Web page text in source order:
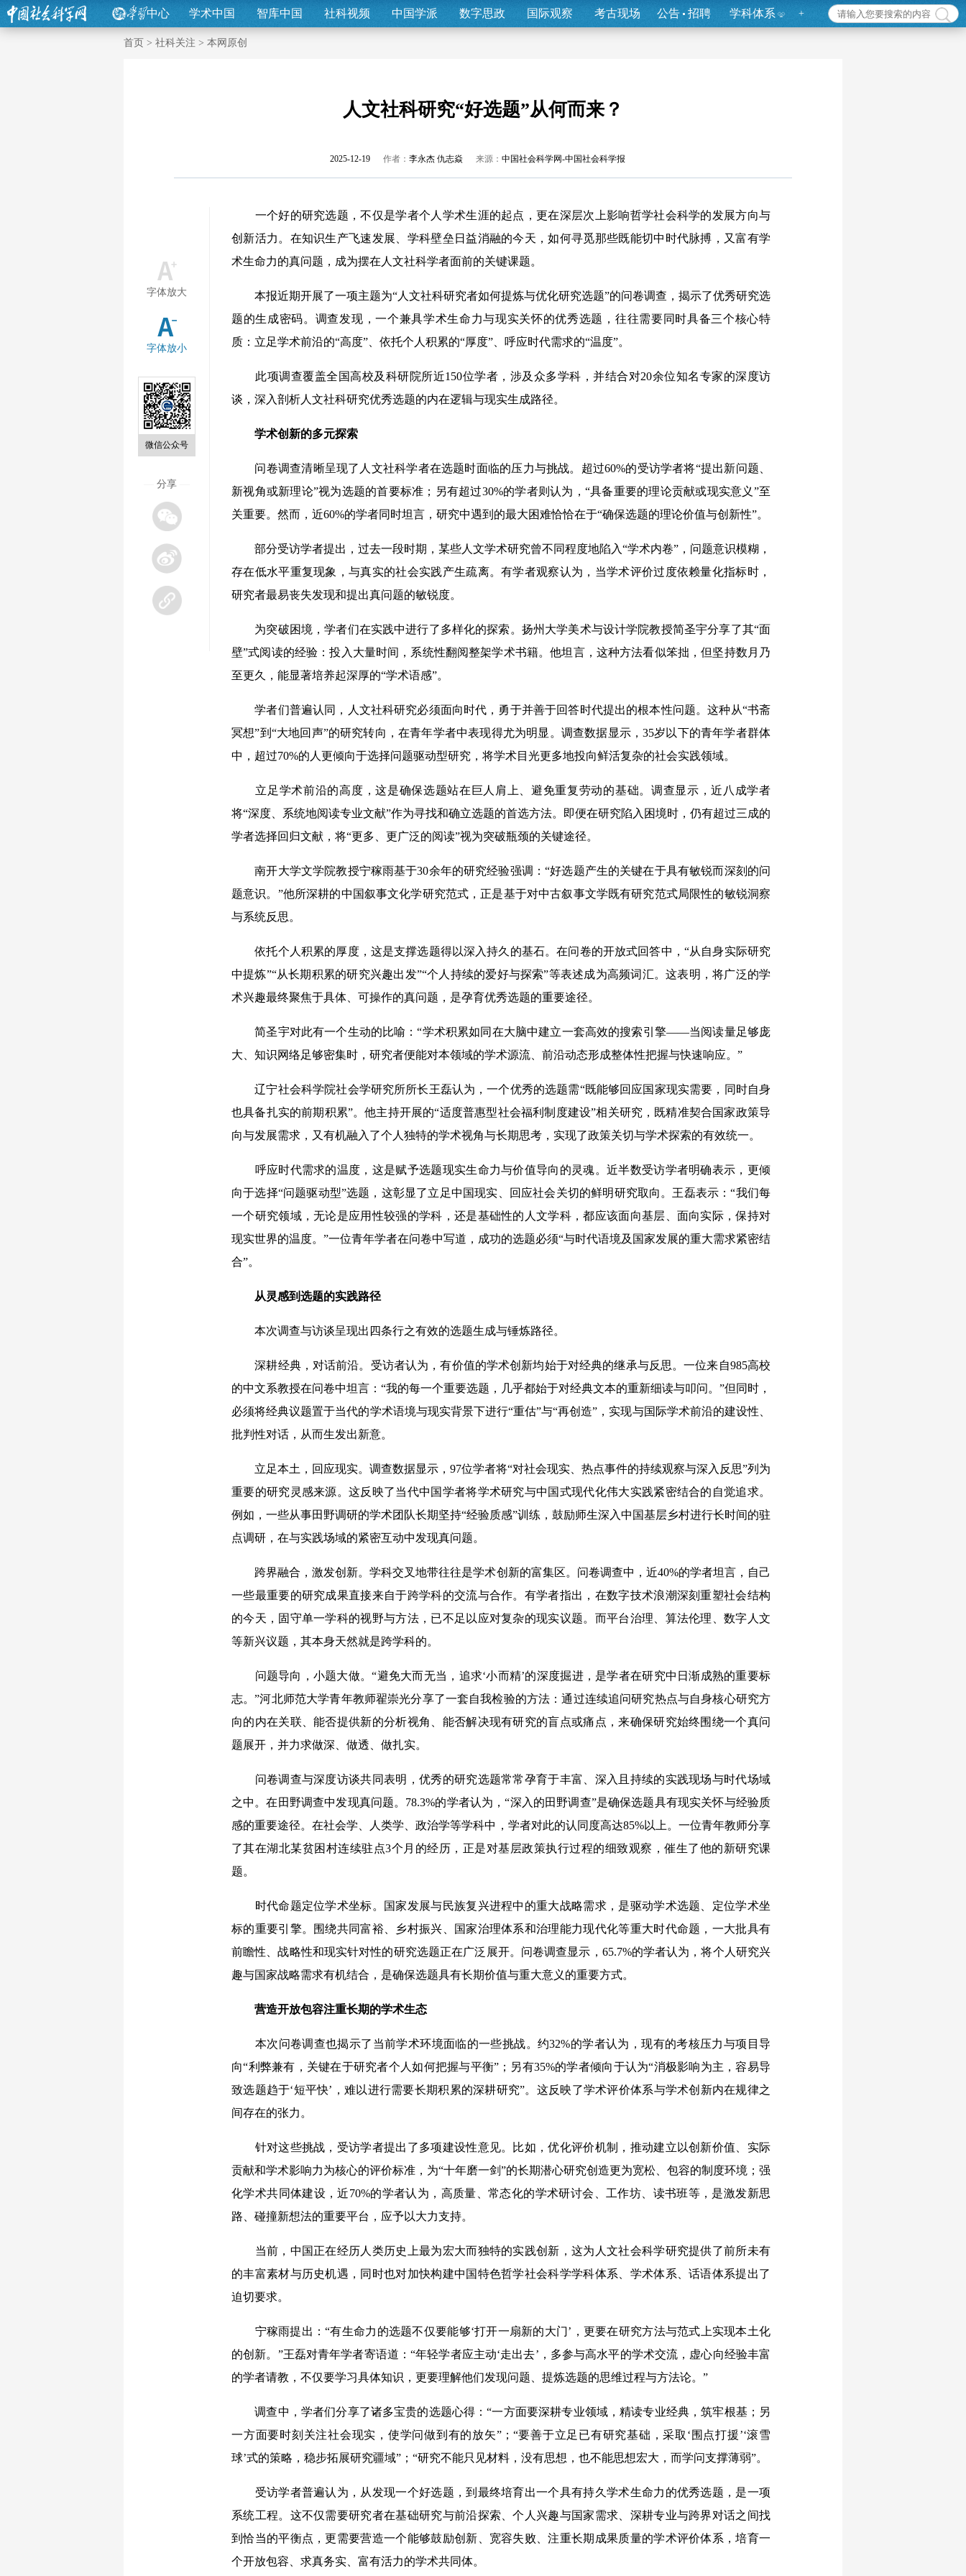
中心 学术中国 智库中国 社科视频 中国学派 数字思政 国际观察 考古现场 公告 招聘 学科体系 +
首页 > 社科关注 > 本网原创
人文社科研究“好选题”从何而来？
2025-12-19 作者： 李永杰 仇志焱 来源： 中国社会科学网-中国社会科学报
字体放大
字体放小
微信公众号
分享
一个好的研究选题，不仅是学者个人学术生涯的起点，更在深层次上影响哲学社会科学的发展方向与
创新活力。在知识生产飞速发展、学科壁垒日益消融的今天，如何寻觅那些既能切中时代脉搏，又富有学
术生命力的真问题，成为摆在人文社科学者面前的关键课题。
本报近期开展了一项主题为“人文社科研究者如何提炼与优化研究选题”的问卷调查，揭示了优秀研究选
题的生成密码。调查发现，一个兼具学术生命力与现实关怀的优秀选题，往往需要同时具备三个核心特
质：立足学术前沿的“高度”、依托个人积累的“厚度”、呼应时代需求的“温度”。
此项调查覆盖全国高校及科研院所近150位学者，涉及众多学科，并结合对20余位知名专家的深度访
谈，深入剖析人文社科研究优秀选题的内在逻辑与现实生成路径。
学术创新的多元探索
问卷调查清晰呈现了人文社科学者在选题时面临的压力与挑战。超过60%的受访学者将“提出新问题、
新视角或新理论”视为选题的首要标准；另有超过30%的学者则认为，“具备重要的理论贡献或现实意义”至
关重要。然而，近60%的学者同时坦言，研究中遇到的最大困难恰恰在于“确保选题的理论价值与创新性”。
部分受访学者提出，过去一段时期，某些人文学术研究曾不同程度地陷入“学术内卷”，问题意识模糊，
存在低水平重复现象，与真实的社会实践产生疏离。有学者观察认为，当学术评价过度依赖量化指标时，
研究者最易丧失发现和提出真问题的敏锐度。
为突破困境，学者们在实践中进行了多样化的探索。扬州大学美术与设计学院教授简圣宇分享了其“面
壁”式阅读的经验：投入大量时间，系统性翻阅整架学术书籍。他坦言，这种方法看似笨拙，但坚持数月乃
至更久，能显著培养起深厚的“学术语感”。
学者们普遍认同，人文社科研究必须面向时代，勇于并善于回答时代提出的根本性问题。这种从“书斋
冥想”到“大地回声”的研究转向，在青年学者中表现得尤为明显。调查数据显示，35岁以下的青年学者群体
中，超过70%的人更倾向于选择问题驱动型研究，将学术目光更多地投向鲜活复杂的社会实践领域。
立足学术前沿的高度，这是确保选题站在巨人肩上、避免重复劳动的基础。调查显示，近八成学者
将“深度、系统地阅读专业文献”作为寻找和确立选题的首选方法。即便在研究陷入困境时，仍有超过三成的
学者选择回归文献，将“更多、更广泛的阅读”视为突破瓶颈的关键途径。
南开大学文学院教授宁稼雨基于30余年的研究经验强调：“好选题产生的关键在于具有敏锐而深刻的问
题意识。”他所深耕的中国叙事文化学研究范式，正是基于对中古叙事文学既有研究范式局限性的敏锐洞察
与系统反思。
依托个人积累的厚度，这是支撑选题得以深入持久的基石。在问卷的开放式回答中，“从自身实际研究
中提炼”“从长期积累的研究兴趣出发”“个人持续的爱好与探索”等表述成为高频词汇。这表明，将广泛的学
术兴趣最终聚焦于具体、可操作的真问题，是孕育优秀选题的重要途径。
简圣宇对此有一个生动的比喻：“学术积累如同在大脑中建立一套高效的搜索引擎——当阅读量足够庞
大、知识网络足够密集时，研究者便能对本领域的学术源流、前沿动态形成整体性把握与快速响应。”
辽宁社会科学院社会学研究所所长王磊认为，一个优秀的选题需“既能够回应国家现实需要，同时自身
也具备扎实的前期积累”。他主持开展的“适度普惠型社会福利制度建设”相关研究，既精准契合国家政策导
向与发展需求，又有机融入了个人独特的学术视角与长期思考，实现了政策关切与学术探索的有效统一。
呼应时代需求的温度，这是赋予选题现实生命力与价值导向的灵魂。近半数受访学者明确表示，更倾
向于选择“问题驱动型”选题，这彰显了立足中国现实、回应社会关切的鲜明研究取向。王磊表示：“我们每
一个研究领域，无论是应用性较强的学科，还是基础性的人文学科，都应该面向基层、面向实际，保持对
现实世界的温度。”一位青年学者在问卷中写道，成功的选题必须“与时代语境及国家发展的重大需求紧密结
合”。
从灵感到选题的实践路径
本次调查与访谈呈现出四条行之有效的选题生成与锤炼路径。
深耕经典，对话前沿。受访者认为，有价值的学术创新均始于对经典的继承与反思。一位来自985高校
的中文系教授在问卷中坦言：“我的每一个重要选题，几乎都始于对经典文本的重新细读与叩问。”但同时，
必须将经典议题置于当代的学术语境与现实背景下进行“重估”与“再创造”，实现与国际学术前沿的建设性、
批判性对话，从而生发出新意。
立足本土，回应现实。调查数据显示，97位学者将“对社会现实、热点事件的持续观察与深入反思”列为
重要的研究灵感来源。这反映了当代中国学者将学术研究与中国式现代化伟大实践紧密结合的自觉追求。
例如，一些从事田野调研的学术团队长期坚持“经验质感”训练，鼓励师生深入中国基层乡村进行长时间的驻
点调研，在与实践场域的紧密互动中发现真问题。
跨界融合，激发创新。学科交叉地带往往是学术创新的富集区。问卷调查中，近40%的学者坦言，自己
一些最重要的研究成果直接来自于跨学科的交流与合作。有学者指出，在数字技术浪潮深刻重塑社会结构
的今天，固守单一学科的视野与方法，已不足以应对复杂的现实议题。而平台治理、算法伦理、数字人文
等新兴议题，其本身天然就是跨学科的。
问题导向，小题大做。“避免大而无当，追求‘小而精’的深度掘进，是学者在研究中日渐成熟的重要标
志。”河北师范大学青年教师翟崇光分享了一套自我检验的方法：通过连续追问研究热点与自身核心研究方
向的内在关联、能否提供新的分析视角、能否解决现有研究的盲点或痛点，来确保研究始终围绕一个真问
题展开，并力求做深、做透、做扎实。
问卷调查与深度访谈共同表明，优秀的研究选题常常孕育于丰富、深入且持续的实践现场与时代场域
之中。在田野调查中发现真问题。78.3%的学者认为，“深入的田野调查”是确保选题具有现实关怀与经验质
感的重要途径。在社会学、人类学、政治学等学科中，学者对此的认同度高达85%以上。一位青年教师分享
了其在湖北某贫困村连续驻点3个月的经历，正是对基层政策执行过程的细致观察，催生了他的新研究课
题。
时代命题定位学术坐标。国家发展与民族复兴进程中的重大战略需求，是驱动学术选题、定位学术坐
标的重要引擎。围绕共同富裕、乡村振兴、国家治理体系和治理能力现代化等重大时代命题，一大批具有
前瞻性、战略性和现实针对性的研究选题正在广泛展开。问卷调查显示，65.7%的学者认为，将个人研究兴
趣与国家战略需求有机结合，是确保选题具有长期价值与重大意义的重要方式。
营造开放包容注重长期的学术生态
本次问卷调查也揭示了当前学术环境面临的一些挑战。约32%的学者认为，现有的考核压力与项目导
向“利弊兼有，关键在于研究者个人如何把握与平衡”；另有35%的学者倾向于认为“消极影响为主，容易导
致选题趋于‘短平快’，难以进行需要长期积累的深耕研究”。这反映了学术评价体系与学术创新内在规律之
间存在的张力。
针对这些挑战，受访学者提出了多项建设性意见。比如，优化评价机制，推动建立以创新价值、实际
贡献和学术影响力为核心的评价标准，为“十年磨一剑”的长期潜心研究创造更为宽松、包容的制度环境；强
化学术共同体建设，近70%的学者认为，高质量、常态化的学术研讨会、工作坊、读书班等，是激发新思
路、碰撞新想法的重要平台，应予以大力支持。
当前，中国正在经历人类历史上最为宏大而独特的实践创新，这为人文社会科学研究提供了前所未有
的丰富素材与历史机遇，同时也对加快构建中国特色哲学社会科学学科体系、学术体系、话语体系提出了
迫切要求。
宁稼雨提出：“有生命力的选题不仅要能够‘打开一扇新的大门’，更要在研究方法与范式上实现本土化
的创新。”王磊对青年学者寄语道：“年轻学者应主动‘走出去’，多参与高水平的学术交流，虚心向经验丰富
的学者请教，不仅要学习具体知识，更要理解他们发现问题、提炼选题的思维过程与方法论。”
调查中，学者们分享了诸多宝贵的选题心得：“一方面要深耕专业领域，精读专业经典，筑牢根基；另
一方面要时刻关注社会现实，使学问做到有的放矢”；“要善于立足已有研究基础，采取‘围点打援’‘滚雪
球’式的策略，稳步拓展研究疆域”；“研究不能只见材料，没有思想，也不能思想宏大，而学问支撑薄弱”。
受访学者普遍认为，从发现一个好选题，到最终培育出一个具有持久学术生命力的优秀选题，是一项
系统工程。这不仅需要研究者在基础研究与前沿探索、个人兴趣与国家需求、深耕专业与跨界对话之间找
到恰当的平衡点，更需要营造一个能够鼓励创新、宽容失败、注重长期成果质量的学术评价体系，培育一
个开放包容、求真务实、富有活力的学术共同体。